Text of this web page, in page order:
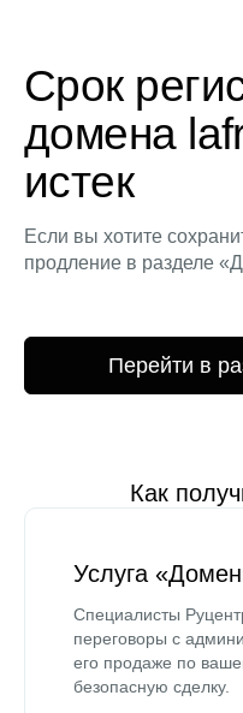
Срок
домена
истек
Если вы хотите
продление в разделе
Перейти в
Как
Услуга
Специалисты
переговоры с
его продаже по
безопасную сделку.